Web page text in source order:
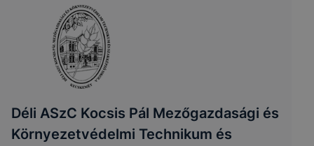
Déli ASzC Kocsis Pál Mezőgazdasági és
Környezetvédelmi Technikum és